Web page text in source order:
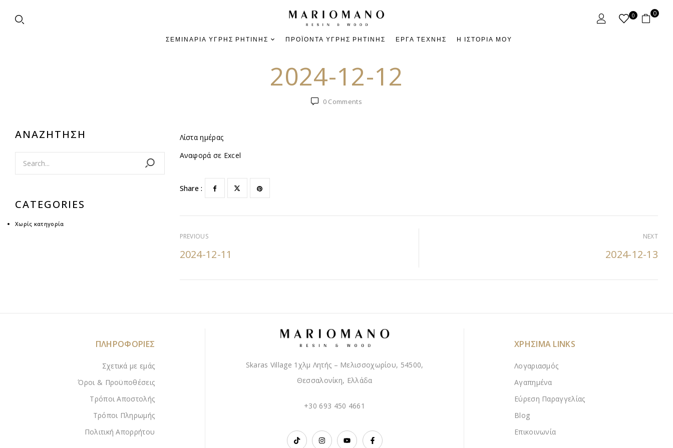
0 0
ΣΕΜΙΝΆΡΙΑ ΥΓΡΉΣ ΡΗΤΊΝΗΣ ΠΡΟΪΌΝΤΑ ΥΓΡΉΣ ΡΗΤΊΝΗΣ ΈΡΓΑ ΤΈΧΝΗΣ Η ΙΣΤΟΡΊΑ ΜΟΥ
2024-12-12
0 Comments
ΑΝΑΖΉΤΗΣΗ
CATEGORIES
Χωρίς κατηγορία
Λίστα ημέρας
Αναφορά σε Excel
Share :
PREVIOUS
2024-12-11
NEXT
2024-12-13
ΠΛΗΡΟΦΟΡΙΕΣ
Σχετικά με εμάς
Όροι & Προϋποθέσεις
Τρόποι Αποστολής
Τρόποι Πληρωμής
Πολιτική Απορρήτου
Skaras Village 1χλμ Λητής – Μελισσοχωρίου, 54500,
Θεσσαλονίκη, Ελλάδα
+30 693 450 4661
ΧΡΗΣΙΜΑ LINKS
Λογαριασμός
Αγαπημένα
Εύρεση Παραγγελίας
Blog
Επικοινωνία